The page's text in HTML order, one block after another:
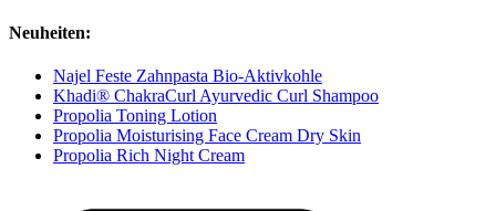
Neuheiten:
Najel Feste Zahnpasta Bio-Aktivkohle
Khadi® ChakraCurl Ayurvedic Curl Shampoo
Propolia Toning Lotion
Propolia Moisturising Face Cream Dry Skin
Propolia Rich Night Cream